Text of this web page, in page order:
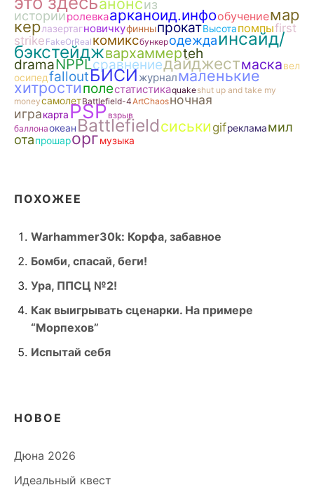
из
историиролевкаарканоид.инфообучениемар
керлазертагновичкуфинныпрокатВысотапомпыfirst
strike FakeOrReal комиксбункеродеждаинсайд/
бэкстейджвархаммерteh
dramaNPPLсравнениедайджестмаскавел
осипедfalloutБИСИжурналмаленькие
хитростиполестатистикаquakeshut up and take my
moneyсамолетBattlefield-4ArtChaosночная
игракартаPSPвзрыв
баллонаокеан Battlefieldсиськи gifрекламамил
отапрошароргмузыка
ПОХОЖЕЕ
Warhammer30k: Корфа, забавное
Бомби, спасай, беги!
Ура, ППСЦ №2!
Как выигрывать сценарки. На примере
“Морпехов”
Испытай себя
НОВОЕ
Дюна 2026
Идеальный квест